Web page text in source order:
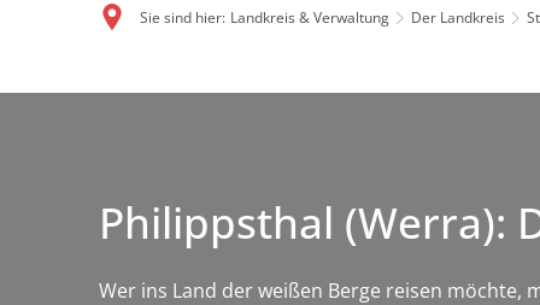
Sie sind hier: Landkreis & Verwaltung Der Landkreis
Philippsthal (Werra):
Wer ins Land der weißen Berge reisen möchte,